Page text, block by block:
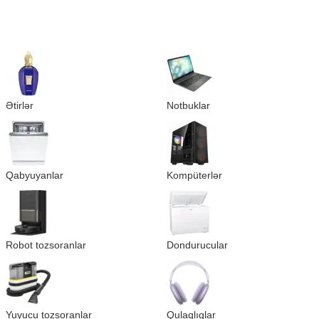
Ətirlər Notbuklar
Qabyuyanlar Kompüterlər
Robot tozsoranlar Dondurucular
Yuyucu tozsoranlar Qulaqlıqlar